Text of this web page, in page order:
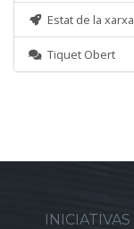
Estat de la xarxa
Tiquet Obert
INICIATIVAS